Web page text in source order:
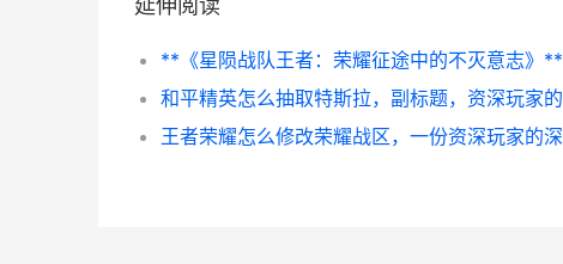
延伸阅读
**《星陨战队王者：荣耀征途中的不灭意志》**